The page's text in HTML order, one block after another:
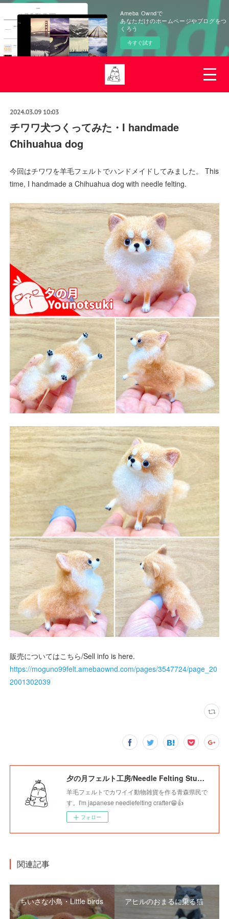
Ameba Owndで
あなただけのホームページやブログをつ
くろう
今すぐ試す
2024.03.09 10:03
チワワ犬つくってみた・I handmade
Chihuahua dog
今回はチワワを羊毛フェルトでハンドメイドしてみました。 This
time, I handmade a Chihuahua dog with needle felting.
販売についてはこちら/Sell info is here.
https://moguno99felt.amebaownd.com/pages/3547724/page_20
2001302039
夕の月フェルト工房/Needle Felting Studio Younotsuki
羊毛フェルトでカワイイ動物雑貨を作る青森県民で
す。I'm japanese needlefelting crafter😁👍
フォロー
関連記事
ちいさな小鳥・Little birds アヒルのおまるに乗る猫